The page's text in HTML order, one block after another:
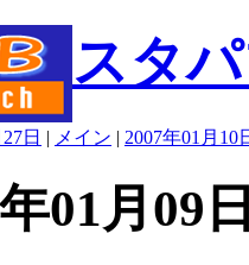
スタ
日 | メイン | 2007年01月10
01月09日